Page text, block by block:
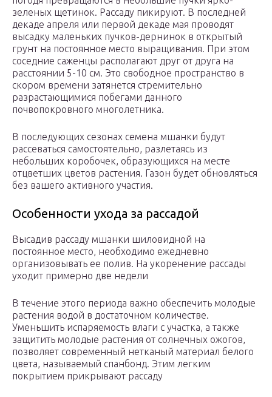
зеленых щетинок. Рассаду пикируют. В последней
декаде апреля или первой декаде мая проводят
высадку маленьких пучков-дернинок в открытый
грунт на постоянное место выращивания. При этом
соседние саженцы располагают друг от друга на
расстоянии 5-10 см. Это свободное пространство в
скором времени затянется стремительно
разрастающимися побегами данного
почвопокровного многолетника.
В последующих сезонах семена мшанки будут
рассеваться самостоятельно, разлетаясь из
небольших коробочек, образующихся на месте
отцветших цветов растения. Газон будет обновляться
без вашего активного участия.
Особенности ухода за рассадой
Высадив рассаду мшанки шиловидной на
постоянное место, необходимо ежедневно
организовывать ее полив. На укоренение рассады
уходит примерно две недели
В течение этого периода важно обеспечить молодые
растения водой в достаточном количестве.
Уменьшить испаряемость влаги с участка, а также
защитить молодые растения от солнечных ожогов,
позволяет современный нетканый материал белого
цвета, называемый спанбонд. Этим легким
покрытием прикрывают рассаду